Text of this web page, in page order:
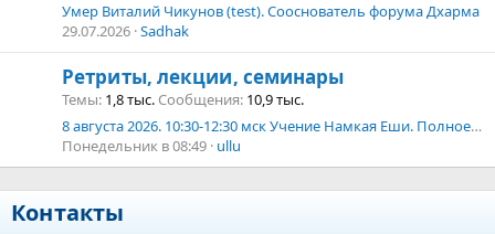
Умер Виталий Чикунов (test). Сооснователь форума Дхарма
29.07.2026 Sadhak
Ретриты, лекции, семинары
Темы 1,8 тыс. Сообщения 10,9 тыс.
8 августа 2026. 10:30-12:30 мск Учение Намкая Еши. Полное объяснение изначальных мудростей: сущности, природы и энергии и практики Трекчо. Трансляция.
Понедельник в 08:49 ullu
Контакты